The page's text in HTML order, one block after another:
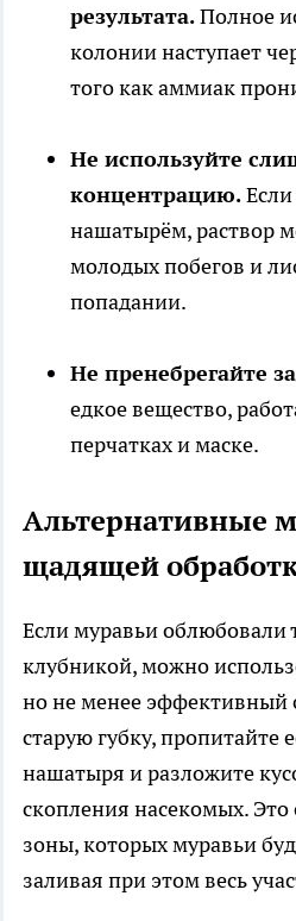
результата.Полное
колонии наступает
того как аммиак
Не используйте
концентрацию.
нашатырём, раствор
молодых побегов и
попадании.
Не пренебрегайте
едкое вещество,
перчатках и маске.
Альтернативные
щадящей
Если муравьи облюбовали
клубникой, можно
но не менее эффективный
старую губку, пропитайте
нашатыря и разложите
скопления насекомых. Это
зоны, которых муравьи
заливая при этом весь